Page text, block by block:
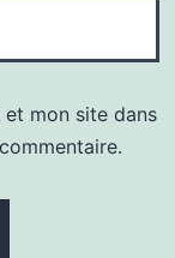
mon site dans